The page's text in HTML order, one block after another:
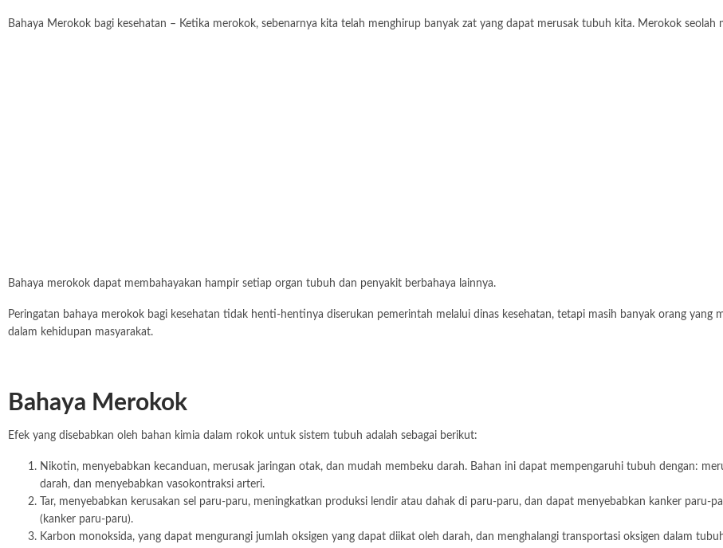
Bahaya Merokok bagi kesehatan – Ketika merokok, sebenarnya kita telah menghirup banyak zat yang dapat merusak tubuh kita. Merokok
Bahaya merokok dapat membahayakan hampir setiap organ tubuh dan penyakit berbahaya lainnya.
Peringatan bahaya merokok bagi kesehatan tidak henti-hentinya diserukan pemerintah melalui dinas kesehatan, tetapi masih banyak orang yang
dalam kehidupan masyarakat.
Bahaya Merokok
Efek yang disebabkan oleh bahan kimia dalam rokok untuk sistem tubuh adalah sebagai berikut:
Nikotin, menyebabkan kecanduan, merusak jaringan otak, dan mudah membeku darah. Bahan ini dapat mempengaruhi tubuh dengan:
darah, dan menyebabkan vasokontraksi arteri.
Tar, menyebabkan kerusakan sel paru-paru, meningkatkan produksi lendir atau dahak di paru-paru, dan dapat menyebabkan kanker paru-
(kanker paru-paru).
Karbon monoksida, yang dapat mengurangi jumlah oksigen yang dapat diikat oleh darah, dan menghalangi transportasi oksigen dalam